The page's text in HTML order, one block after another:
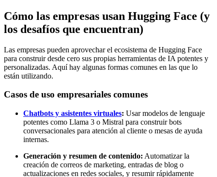
Cómo las empresas usan Hugging Face (y
los desafíos que encuentran)
Las empresas pueden aprovechar el ecosistema de Hugging Face
para construir desde cero sus propias herramientas de IA potentes y
personalizadas. Aquí hay algunas formas comunes en las que lo
están utilizando.
Casos de uso empresariales comunes
Chatbots y asistentes virtuales: Usar modelos de lenguaje
potentes como Llama 3 o Mistral para construir bots
conversacionales para atención al cliente o mesas de ayuda
internas.
Generación y resumen de contenido: Automatizar la
creación de correos de marketing, entradas de blog o
actualizaciones en redes sociales, y resumir rápidamente